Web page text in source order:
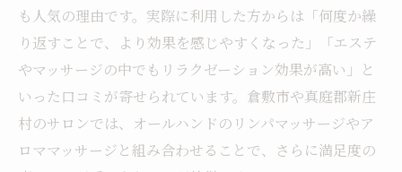
も人気の理由です。実際に利用した方からは「何度か繰
り返すことで、より効果を感じやすくなった」「エステ
やマッサージの中でもリラクゼーション効果が高い」と
いった口コミが寄せられています。倉敷市や真庭郡新庄
村のサロンでは、オールハンドのリンパマッサージやア
ロママッサージと組み合わせることで、さらに満足度の